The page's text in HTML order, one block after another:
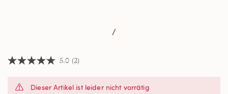
/
5.0
Sternen,
5.0 (2)
Dieser Artikel ist leider nicht vorrätig